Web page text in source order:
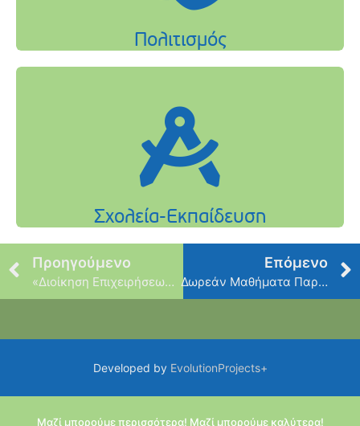
Προηγούμενο
«Διοίκηση Επιχειρήσεων Εστίασης & Ψυχαγωγίας»
Επόμενο
Δωρεάν Μαθήματα Παραδοσιακών Χορών
Developed by EvolutionProjects+
Μαζί μπορούμε περισσότερα! Μαζί μπορούμε καλύτερα!